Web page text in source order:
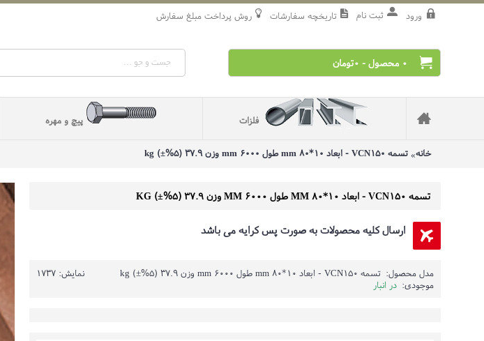
روش‌ پرداخت مبلغ سفارش تاریخچه سفارشات ثبت نام ورود
0 محصول - 0تومان
فلزات پیچ و مهره
خانه تسمه VCN150 - ابعاد 10*80 mm طول 6000 mm وزن 37.9 (5%±) kg
تسمه VCN150 - ابعاد 10*80 MM طول 6000 MM وزن 37.9 (5%±) KG
ارسال کلیه محصولات به صورت پس کرایه می باشد
نمایش: 1737 مدل محصول: تسمه VCN150 - ابعاد 10*80 mm طول 6000 mm وزن 37.9 (5%±) kg
موجودی: در انبار